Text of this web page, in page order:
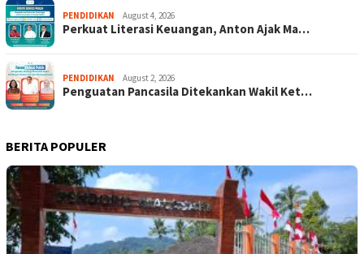
PENDIDIKAN August 4, 2026
Perkuat Literasi Keuangan, Anton Ajak Ma…
PENDIDIKAN August 2, 2026
Penguatan Pancasila Ditekankan Wakil Ket…
BERITA POPULER